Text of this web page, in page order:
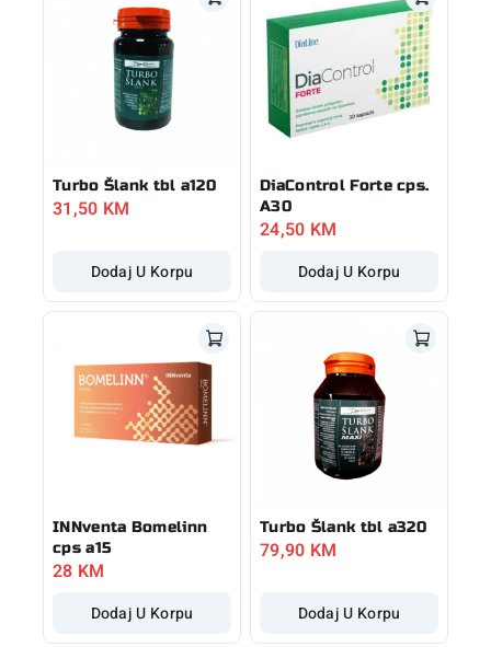
Turbo Šlank tbl a120
31,50 KM
Dodaj U Korpu
DiaControl Forte cps.
A30
24,50 KM
Dodaj U Korpu
INNventa Bomelinn
cps a15
28 KM
Dodaj U Korpu
Turbo Šlank tbl a320
79,90 KM
Dodaj U Korpu